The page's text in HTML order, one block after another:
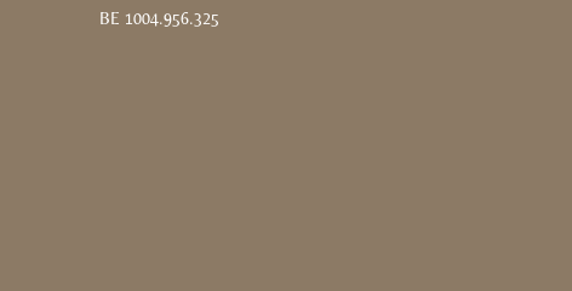
BE 1004.956.325